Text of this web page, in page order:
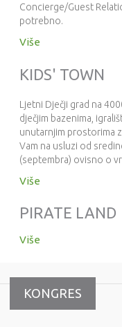
Concierge/Guest
potrebno.
Više
KIDS' TOWN
Ljetni Dječji grad na
dječjim bazenima,
unutarnjim prostorima
Vam na usluzi od
(septembra) ovisno o
Više
PIRATE LAND
Više
KONGRES